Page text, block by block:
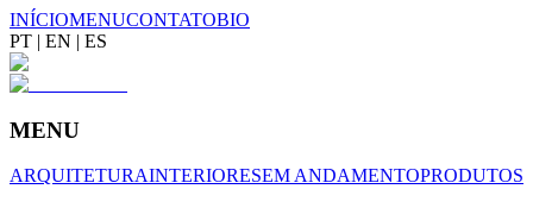
INÍCIOMENUCONTATOBIO
PT | EN | ES
MENU
ARQUITETURAINTERIORESEM ANDAMENTOPRODUTOS